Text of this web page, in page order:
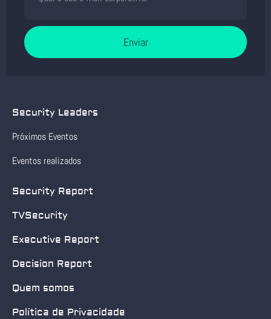
Enviar
Security Leaders
Próximos Eventos
Eventos realizados
Security Report
TVSecurity
Executive Report
Decision Report
Quem somos
Política de Privacidade